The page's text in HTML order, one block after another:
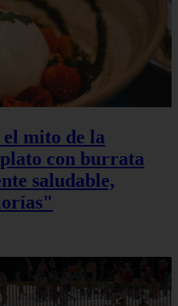
mito de la
con burrata
saludable,